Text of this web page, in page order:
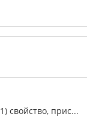
1) свойство, прис...